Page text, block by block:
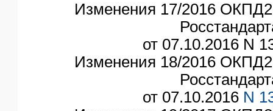
Изменения 17/2016
от 07.10.2016 N
Изменения 18/2016
от 07.10.2016 N